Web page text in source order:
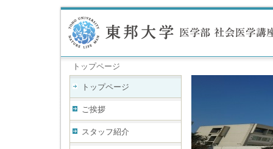
トップページ
トップページ
ご挨拶
スタッフ紹介